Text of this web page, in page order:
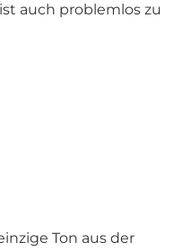
auch problemlos zu
Ton aus der